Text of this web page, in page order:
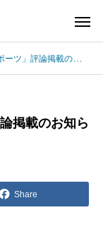
評論掲載のお知らせ
掲載のお知ら
Share